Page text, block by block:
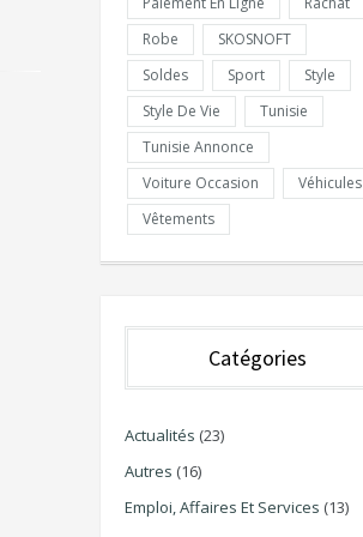
Robe
SKOSNOFT
Soldes
Sport
Style
Style De Vie
Tunisie
Tunisie Annonce
Voiture Occasion
Véhicules
Vêtements
Catégories
Actualités (23)
Autres (16)
Emploi, Affaires Et Services (13)